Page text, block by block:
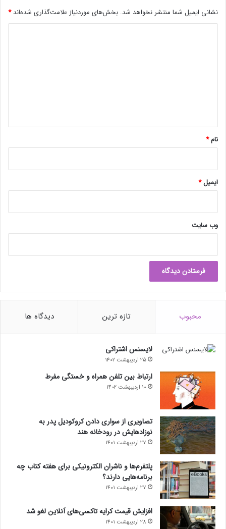
ه
ب
نشانی ایمیل شما منتشر نخواهد شد. بخش‌های موردنیاز علامت‌گذاری شده‌اند*
نام*
ایمیل*
وب‌ سایت
محبوب تازه ترین دیدگاه ها
لایسنس اشتراکی
25 اردیبهشت 1402
ارتباط بین تلفن همراه و خستگی مفرط
10 اردیبهشت 1402
تصاویری از سواری دادن کروکودیل پدر به
نوزادهایش در رودخانه هند
27 اردیبهشت 1401
پلتفرم‌ها و ناشران الکترونیکی برای هفته کتاب چه
برنامه‌هایی دارند؟
27 اردیبهشت 1401
افزایش قیمت کرایه تاکسی‌های آنلاین لغو شد
28 اردیبهشت 1401